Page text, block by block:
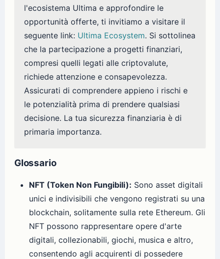
l'ecosistema Ultima e approfondire le
opportunità offerte, ti invitiamo a visitare il
seguente link: Ultima Ecosystem. Si sottolinea
che la partecipazione a progetti finanziari,
compresi quelli legati alle criptovalute,
richiede attenzione e consapevolezza.
Assicurati di comprendere appieno i rischi e
le potenzialità prima di prendere qualsiasi
decisione. La tua sicurezza finanziaria è di
primaria importanza.
Glossario
NFT (Token Non Fungibili): Sono asset digitali
unici e indivisibili che vengono registrati su una
blockchain, solitamente sulla rete Ethereum. Gli
NFT possono rappresentare opere d'arte
digitali, collezionabili, giochi, musica e altro,
consentendo agli acquirenti di possedere